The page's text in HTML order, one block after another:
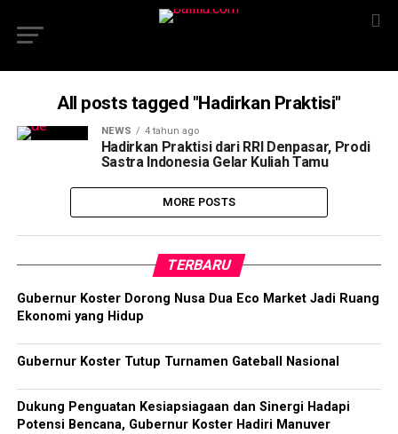
All posts tagged "Hadirkan Praktisi"
NEWS 4 tahun ago
Hadirkan Praktisi dari RRI Denpasar, Prodi
Sastra Indonesia Gelar Kuliah Tamu
MORE POSTS
TERBARU
Gubernur Koster Dorong Nusa Dua Eco Market Jadi Ruang
Ekonomi yang Hidup
Gubernur Koster Tutup Turnamen Gateball Nasional
Dukung Penguatan Kesiapsiagaan dan Sinergi Hadapi
Potensi Bencana, Gubernur Koster Hadiri Manuver